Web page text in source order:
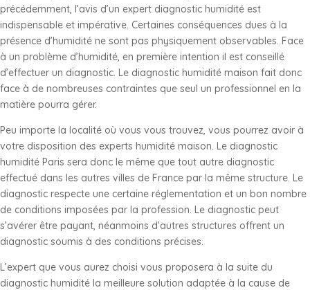
précédemment, l’avis d’un expert diagnostic humidité est
indispensable et impérative. Certaines conséquences dues à la
présence d’humidité ne sont pas physiquement observables. Face
à un problème d’humidité, en première intention il est conseillé
d’effectuer un diagnostic. Le diagnostic humidité maison fait donc
face à de nombreuses contraintes que seul un professionnel en la
matière pourra gérer.
Peu importe la localité où vous vous trouvez, vous pourrez avoir à
votre disposition des experts humidité maison. Le diagnostic
humidité Paris sera donc le même que tout autre diagnostic
effectué dans les autres villes de France par la même structure. Le
diagnostic respecte une certaine réglementation et un bon nombre
de conditions imposées par la profession. Le diagnostic peut
s’avérer être payant, néanmoins d’autres structures offrent un
diagnostic soumis à des conditions précises.
L’expert que vous aurez choisi vous proposera à la suite du
diagnostic humidité la meilleure solution adaptée à la cause de